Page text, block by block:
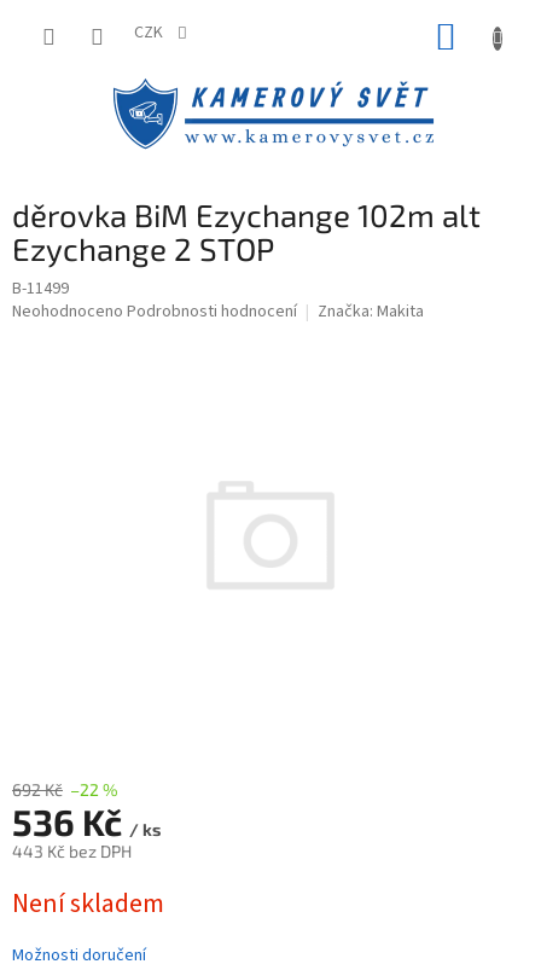
CZK
děrovka BiM Ezychange 102m alt
Ezychange 2 STOP
B-11499
Průměrné
Neohodnoceno Podrobnosti hodnocení Značka: Makita
692 Kč –22 %
536 Kč / ks
443 Kč bez DPH
cena:
Není skladem
Možnosti doručení